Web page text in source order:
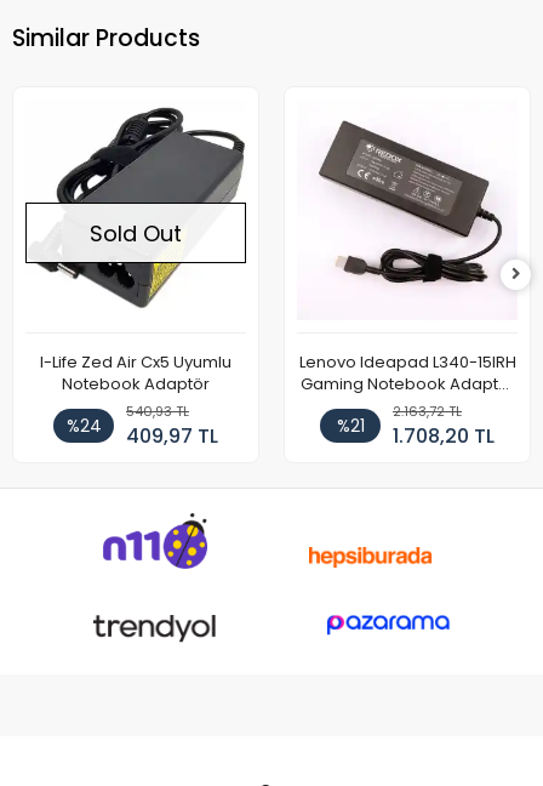
Similar Products
Sold Out
I-Life Zed Air Cx5 Uyumlu
Notebook Adaptör
%24
540,93 TL
409,97 TL
Lenovo Ideapad L340-15IRH
Gaming Notebook Adaptör
Cihazı Şarj Aleti (150W)
%21
2.163,72 TL
1.708,20 TL